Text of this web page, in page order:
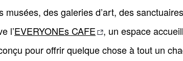
musées, des galeries d’art, des
l’EVERYONEs CAFE
, un espace
pour offrir quelque chose à tout un